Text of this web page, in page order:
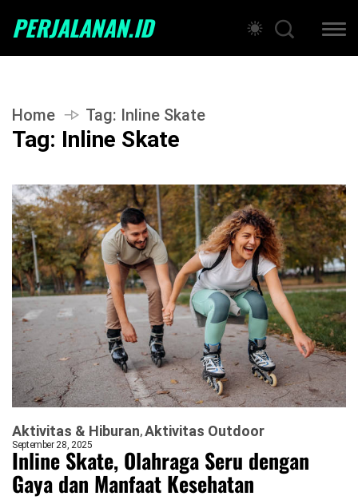
PERJALANAN.ID
Home Tag: Inline Skate
Tag: Inline Skate
Aktivitas & Hiburan Aktivitas Outdoor
September 28, 2025
Inline Skate, Olahraga Seru dengan
Gaya dan Manfaat Kesehatan